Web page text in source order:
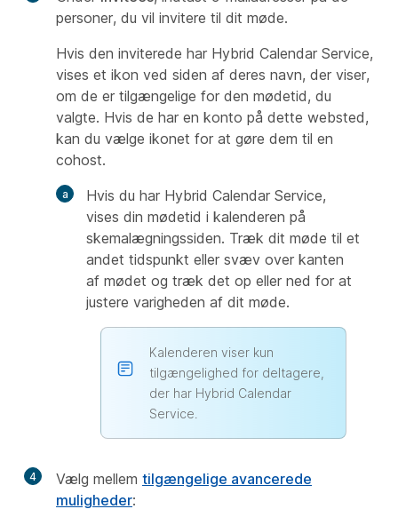
personer, du vil invitere til dit møde.
Hvis den inviterede har Hybrid Calendar Service,
vises et ikon ved siden af deres navn, der viser,
om de er tilgængelige for den mødetid, du
valgte. Hvis de har en konto på dette websted,
kan du vælge ikonet for at gøre dem til en
cohost.
Hvis du har Hybrid Calendar Service,
vises din mødetid i kalenderen på
skemalægningssiden. Træk dit møde til et
andet tidspunkt eller svæv over kanten
af mødet og træk det op eller ned for at
justere varigheden af dit møde.
Kalenderen viser kun
tilgængelighed for deltagere,
der har Hybrid Calendar
Service.
4 Vælg mellem tilgængelige avancerede
muligheder: